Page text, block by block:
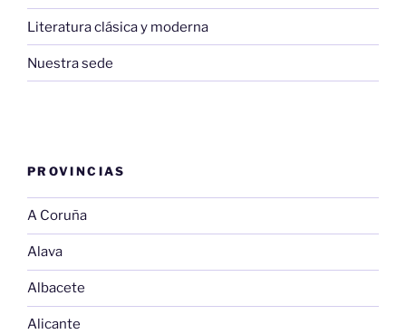
Literatura clásica y moderna
Nuestra sede
PROVINCIAS
A Coruña
Alava
Albacete
Alicante